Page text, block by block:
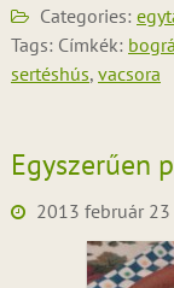
Categories:
Tags: Címkék:
sertéshús, vacsora
Egyszerűen
2013 február 23